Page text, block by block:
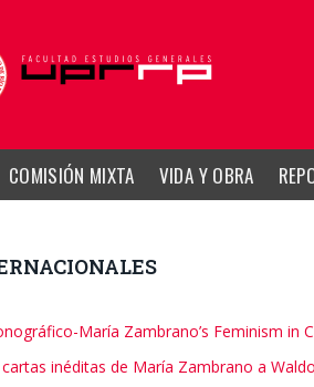
COMISIÓN MIXTA VIDA Y OBRA
María Zambrano’s Feminism in
inéditas de María Zambrano a